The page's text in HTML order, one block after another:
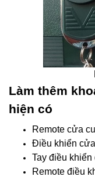
Làm thêm
hiện có
Remote cửa
Điều khiển
Tay điều
Remote điều